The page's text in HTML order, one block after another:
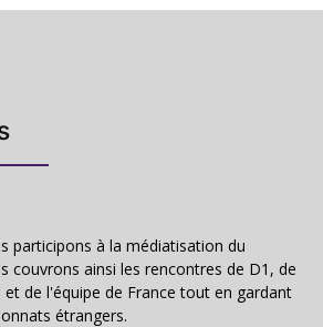
participons à la médiatisation du
couvrons ainsi les rencontres de D1, de
et de l'équipe de France tout en gardant
étrangers.